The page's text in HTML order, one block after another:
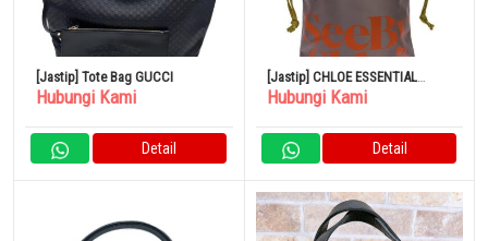
[Jastip] Tote Bag GUCCI
Hubungi Kami
Detail
[Jastip] CHLOE ESSENTIAL
Creamy Lilac Tote Bag Poliester
Hubungi Kami
Detail